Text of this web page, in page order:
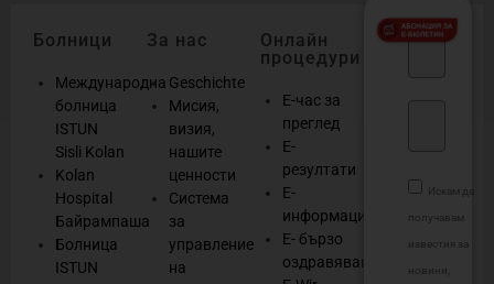
Болници
Международна
болница
ISTUN
Sisli Kolan
Kolan
Hospital
Байрампаша
Болница
ISTUN
За нас
Geschichte
Мисия,
визия,
нашите
ценности
Система
за
управление
на
Онлайн
процедури
Е-час за
преглед
Е-
резултати
Е-
информация
Е- бързо
оздравяване
Искам да
получавам
известия за
новини,